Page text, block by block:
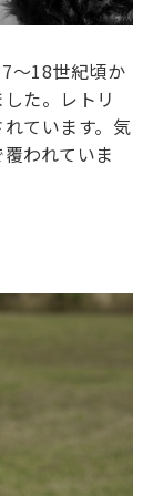
〜18世紀頃か
た。レトリ
ています。気
われていま